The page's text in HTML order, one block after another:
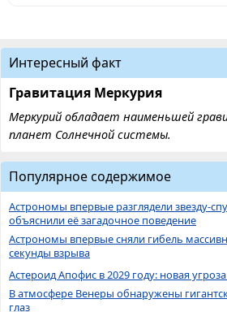
Интересный факт
Гравитация Меркурия
Меркурий обладает наименьшей
планет Солнечной системы.
Популярное содержимое
Астрономы впервые разглядели звезду-
объяснили её загадочное поведение
Астрономы впервые сняли гибель
секунды взрыва
Астероид Апофис в 2029 году: новая
В атмосфере Венеры обнаружены
глаз